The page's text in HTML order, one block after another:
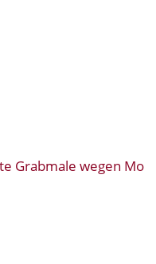
wegen